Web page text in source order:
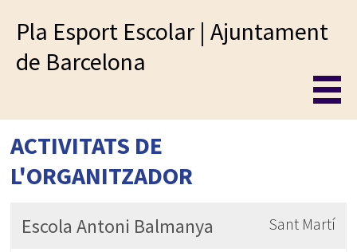
Pla Esport Escolar | Ajuntament
de Barcelona
ACTIVITATS DE
L'ORGANITZADOR
Escola Antoni Balmanya Sant Martí